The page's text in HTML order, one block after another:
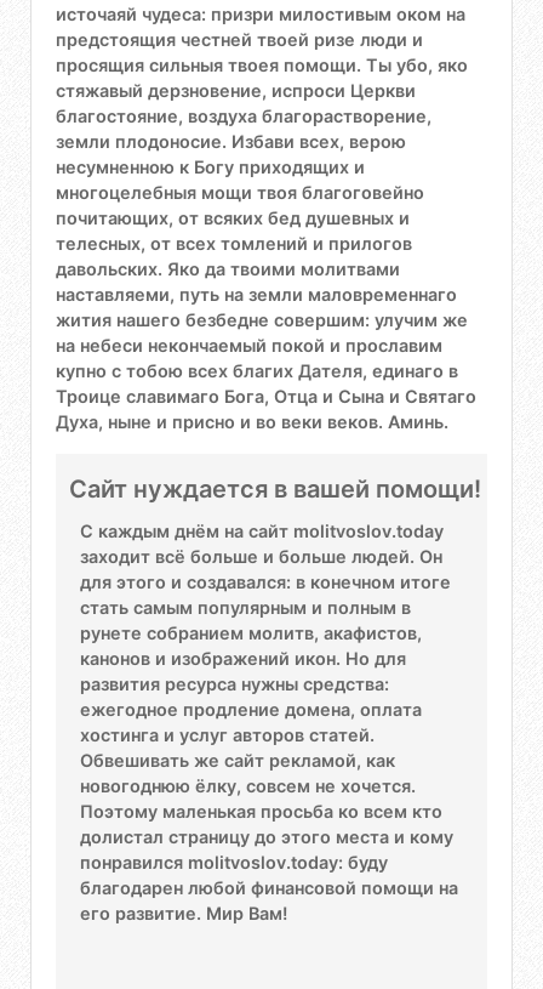
источаяй чудеса: призри милостивым оком на
предстоящия честней твоей ризе люди и
просящия сильныя твоея помощи. Ты убо, яко
стяжавый дерзновение, испроси Церкви
благостояние, воздуха благорастворение,
земли плодоносие. Избави всех, верою
несумненною к Богу приходящих и
многоцелебныя мощи твоя благоговейно
почитающих, от всяких бед душевных и
телесных, от всех томлений и прилогов
давольских. Яко да твоими молитвами
наставляеми, путь на земли маловременнаго
жития нашего безбедне совершим: улучим же
на небеси некончаемый покой и прославим
купно с тобою всех благих Дателя, единаго в
Троице славимаго Бога, Отца и Сына и Святаго
Духа, ныне и присно и во веки веков. Аминь.
Сайт нуждается в вашей помощи!
С каждым днём на сайт molitvoslov.today
заходит всё больше и больше людей. Он
для этого и создавался: в конечном итоге
стать самым популярным и полным в
рунете собранием молитв, акафистов,
канонов и изображений икон. Но для
развития ресурса нужны средства:
ежегодное продление домена, оплата
хостинга и услуг авторов статей.
Обвешивать же сайт рекламой, как
новогоднюю ёлку, совсем не хочется.
Поэтому маленькая просьба ко всем кто
долистал страницу до этого места и кому
понравился molitvoslov.today: буду
благодарен любой финансовой помощи на
его развитие. Мир Вам!